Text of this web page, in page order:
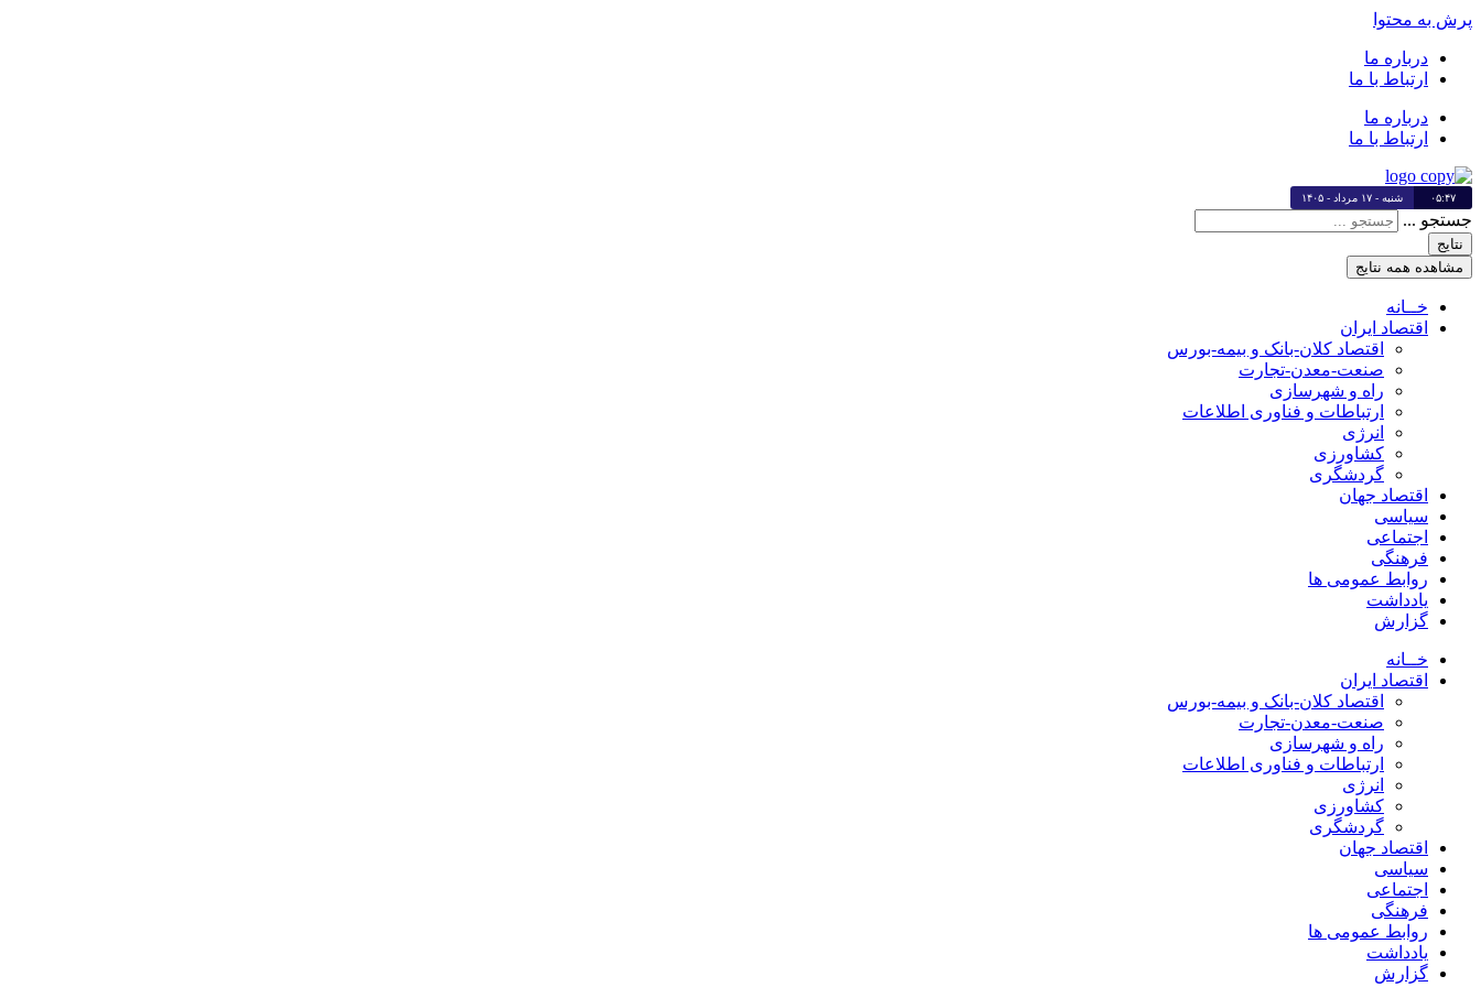
پرش به محتوا
درباره ما
ارتباط با ما
درباره ما
ارتباط با ما
۰۵:۴۷ شنبه - ۱۷ مرداد - ۱۴۰۵
جستجو ...
نتایج
مشاهده همه نتایج
خــانه
اقتصاد ایران
اقتصاد کلان-بانک و بیمه-بورس
صنعت-معدن-تجارت
راه و شهرسازی
ارتباطات و فناوری اطلاعات
انرژی
کشاورزی
گردشگری
اقتصاد جهان
سیاسی
اجتماعی
فرهنگی
روابط عمومی ها
یادداشت
گزارش
خــانه
اقتصاد ایران
اقتصاد کلان-بانک و بیمه-بورس
صنعت-معدن-تجارت
راه و شهرسازی
ارتباطات و فناوری اطلاعات
انرژی
کشاورزی
گردشگری
اقتصاد جهان
سیاسی
اجتماعی
فرهنگی
روابط عمومی ها
یادداشت
گزارش